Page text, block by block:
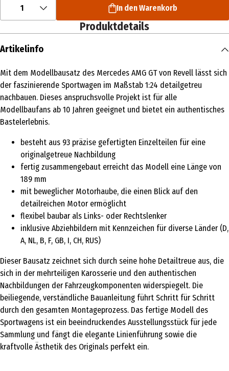
1 In den Warenkorb
Produktdetails
Artikelinfo
Mit dem Modellbausatz des Mercedes AMG GT von Revell lässt sich
der faszinierende Sportwagen im Maßstab 1:24 detailgetreu
nachbauen. Dieses anspruchsvolle Projekt ist für alle
Modellbaufans ab 10 Jahren geeignet und bietet ein authentisches
Bastelerlebnis.
besteht aus 93 präzise gefertigten Einzelteilen für eine
originalgetreue Nachbildung
fertig zusammengebaut erreicht das Modell eine Länge von
189 mm
mit beweglicher Motorhaube, die einen Blick auf den
detailreichen Motor ermöglicht
flexibel baubar als Links- oder Rechtslenker
inklusive Abziehbildern mit Kennzeichen für diverse Länder (D,
A, NL, B, F, GB, I, CH, RUS)
Dieser Bausatz zeichnet sich durch seine hohe Detailtreue aus, die
sich in der mehrteiligen Karosserie und den authentischen
Nachbildungen der Fahrzeugkomponenten widerspiegelt. Die
beiliegende, verständliche Bauanleitung führt Schritt für Schritt
durch den gesamten Montageprozess. Das fertige Modell des
Sportwagens ist ein beeindruckendes Ausstellungsstück für jede
Sammlung und fängt die elegante Linienführung sowie die
kraftvolle Ästhetik des Originals perfekt ein.